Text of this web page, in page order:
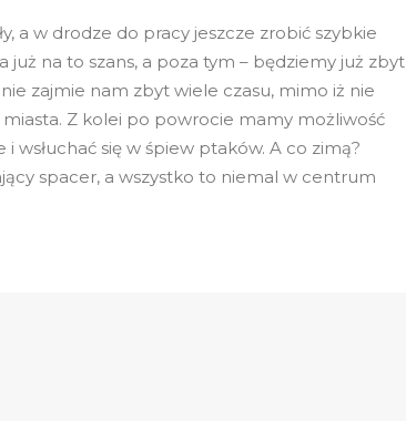
a w drodze do pracy jeszcze zrobić szybkie
na to szans, a poza tym – będziemy już zbyt
zajmie nam zbyt wiele czasu, mimo iż nie
Z kolei po powrocie mamy możliwość
i wsłuchać się w śpiew ptaków. A co zimą?
spacer, a wszystko to niemal w centrum